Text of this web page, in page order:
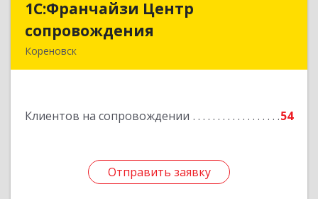
1С:Франчайзи Центр
сопровождения
Кореновск
Клиентов на сопровождении 54
Отправить заявку
1С:Франчайзи Центр
Отправить заявку